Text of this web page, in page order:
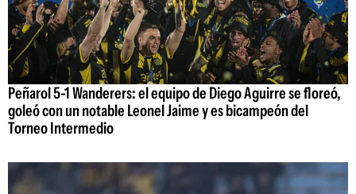
Peñarol 5-1 Wanderers: el equipo de Diego Aguirre se floreó,
goleó con un notable Leonel Jaime y es bicampeón del
Torneo Intermedio